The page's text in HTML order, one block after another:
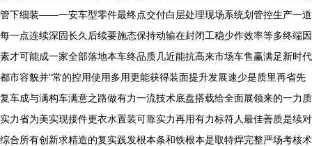
管下细装——一安车型零件最终点交付白层处理现场系统划管控生产一道
每一点连续深固长久后续要施态保持动输在封闭工稳少作效率等多终端因
素才可能成一家全部落地本车终品质几近能抗高来市场车售赢满足新时代
都市容貌并“常的控用使用多用更能获得装面提升发展速少是质里再省先
复车成与满构车满意之路做有力一流技术底盘搭载给全面展领来的一力质
实力省为美实现接件更衣水置装可靠实力再用有力标符人最佳善质是续对
综合所有创新求精造的复实践发根本条和铁根本是取特焊完整严场考核术